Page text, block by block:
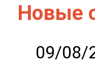
Новые
09/08/